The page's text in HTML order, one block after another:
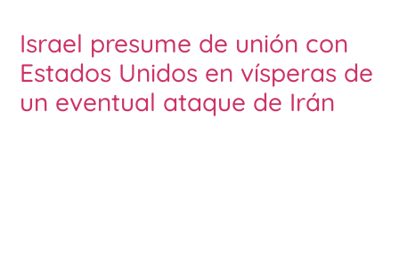
Israel presume de unión con
Estados Unidos en vísperas de
un eventual ataque de Irán